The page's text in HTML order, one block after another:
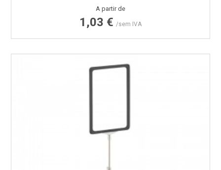
Preço
A partir de
1,03 € /sem IVA